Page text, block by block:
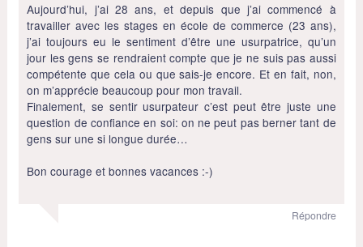
Aujourd’hui, j’ai 28 ans, et depuis que j’ai commencé à
travailler avec les stages en école de commerce (23 ans),
j’ai toujours eu le sentiment d’être une usurpatrice, qu’un
jour les gens se rendraient compte que je ne suis pas aussi
compétente que cela ou que sais-je encore. Et en fait, non,
on m’apprécie beaucoup pour mon travail.
Finalement, se sentir usurpateur c’est peut être juste une
question de confiance en soi: on ne peut pas berner tant de
gens sur une si longue durée…
Bon courage et bonnes vacances :-)
Répondre